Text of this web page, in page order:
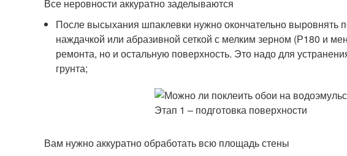
Все неровности аккуратно заделываются
После высыхания шпаклевки нужно окончательно выровнять
наждачкой или абразивной сеткой с мелким зерном (Р180 и
ремонта, но и остальную поверхность. Это надо для
грунта;
Вам нужно аккуратно обработать всю площадь стены